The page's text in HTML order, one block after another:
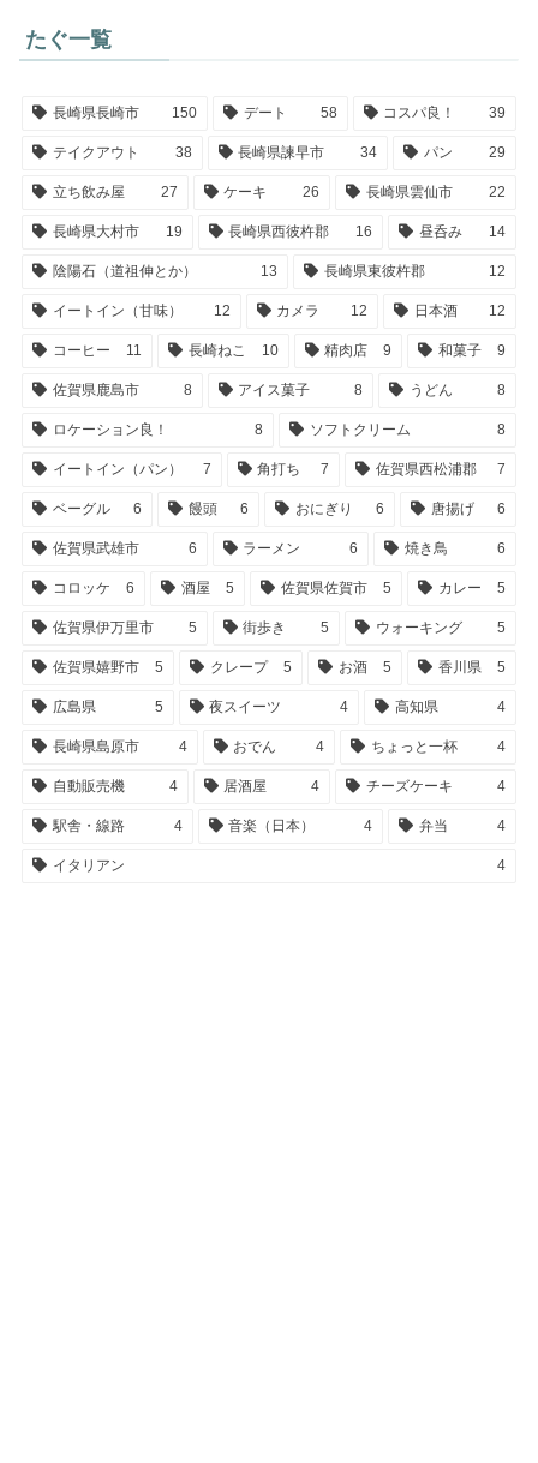
たぐ一覧
長崎県長崎市 150 デート 58 コスパ良！ 39
テイクアウト 38 長崎県諫早市 34 パン 29
立ち飲み屋 27 ケーキ 26 長崎県雲仙市 22
長崎県大村市 19 長崎県西彼杵郡 16 昼呑み 14
陰陽石（道祖伸とか） 13 長崎県東彼杵郡 12
イートイン（甘味） 12 カメラ 12 日本酒 12
コーヒー 11 長崎ねこ 10 精肉店 9 和菓子 9
佐賀県鹿島市 8 アイス菓子 8 うどん 8
ロケーション良！ 8 ソフトクリーム 8
イートイン（パン） 7 角打ち 7 佐賀県西松浦郡 7
ベーグル 6 饅頭 6 おにぎり 6 唐揚げ 6
佐賀県武雄市 6 ラーメン 6 焼き鳥 6
コロッケ 6 酒屋 5 佐賀県佐賀市 5 カレー 5
佐賀県伊万里市 5 街歩き 5 ウォーキング 5
佐賀県嬉野市 5 クレープ 5 お酒 5 香川県 5
広島県 5 夜スイーツ 4 高知県 4
長崎県島原市 4 おでん 4 ちょっと一杯 4
自動販売機 4 居酒屋 4 チーズケーキ 4
駅舎・線路 4 音楽（日本） 4 弁当 4
イタリアン 4